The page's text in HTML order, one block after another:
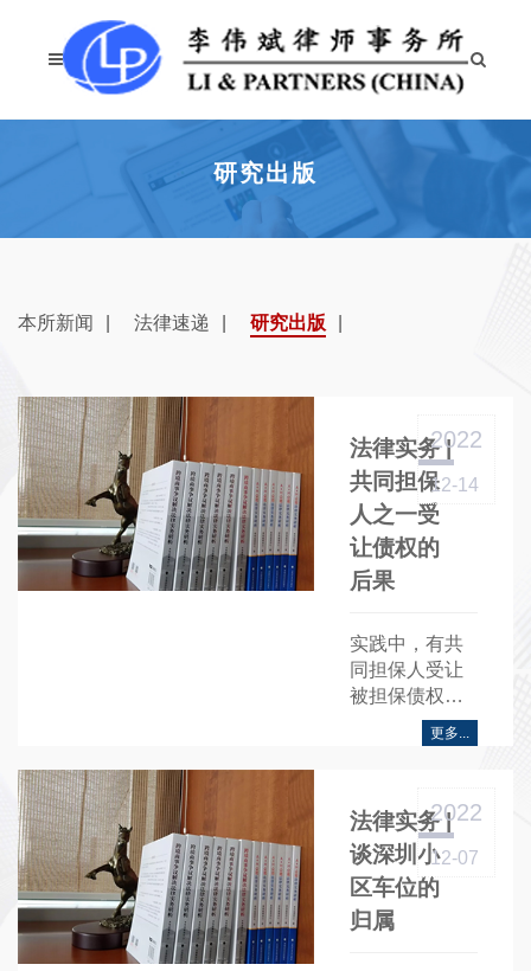
研究出版
本所新闻 法律速递 研究出版
法律实务 |
共同担保
人之一受
让债权的
后果
2022
12-14
实践中，有共
同担保人受让
被担保债权
后，向其他共
同担保人追
更多...
​​法律实务 |
谈深圳小
区车位的
归属
2022
12-07